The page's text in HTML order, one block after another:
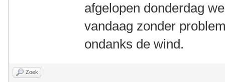
afgelopen donderdag
vandaag zonder
ondanks de wind.
Zoek